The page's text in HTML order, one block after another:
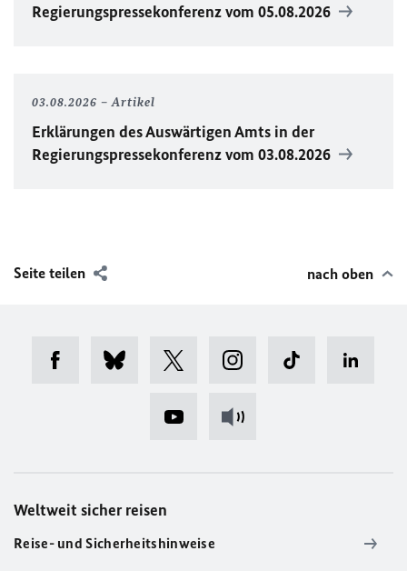
Regierungspressekonferenz vom 05.08.2026
03.08.2026 Artikel
Erklärungen des Auswärtigen Amts in der
Regierungspressekonferenz vom 03.08.2026
Seite teilen nach oben
Weltweit sicher reisen
Reise- und Sicherheitshinweise